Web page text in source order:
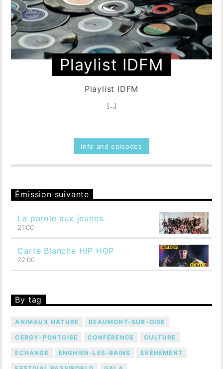
Playlist IDFM
Playlist IDFM
[...]
Info and episodes
Émission suivante
La parole aux jeunes
21:00
Carte Blanche HIP HOP
22:00
By tag
ANIMAUX NATURE BEAUMONT-SUR-OISE
CERGY-PONTOISE CONFÉRENCE CULTURE
ECHANGE ENGHIEN-LES-BAINS EVÈNEMENT